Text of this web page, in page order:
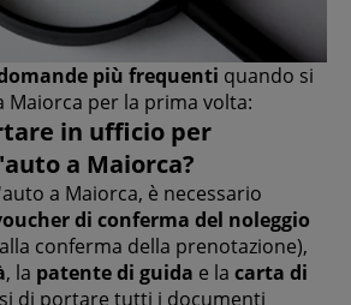
più frequenti quando si
Maiorca per la prima volta:
in ufficio per
a Maiorca?
a Maiorca, è necessario
di conferma del noleggio
conferma della prenotazione),
, la patente di guida e la carta di
di portare tutti i documenti